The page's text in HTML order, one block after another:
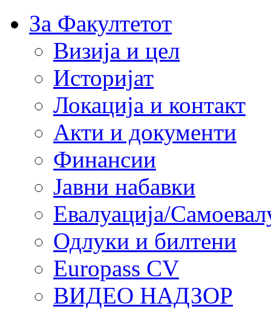
За Факултетот
Визија и цел
Историјат
Локација и контакт
Акти и документи
Финансии
Јавни набавки
Евалуација/
Одлуки и билтени
Europass CV
ВИДЕО НАДЗОР